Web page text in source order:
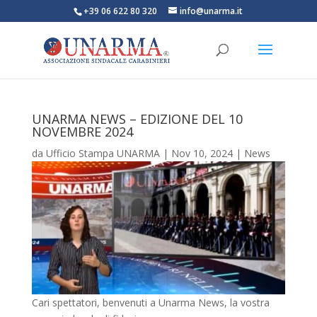
+39 06 622 80 320 info@unarma.it
UNARMA NEWS – EDIZIONE DEL 10
NOVEMBRE 2024
da Ufficio Stampa UNARMA| Nov 10, 2024| News
Cari spettatori, benvenuti a Unarma News, la vostra